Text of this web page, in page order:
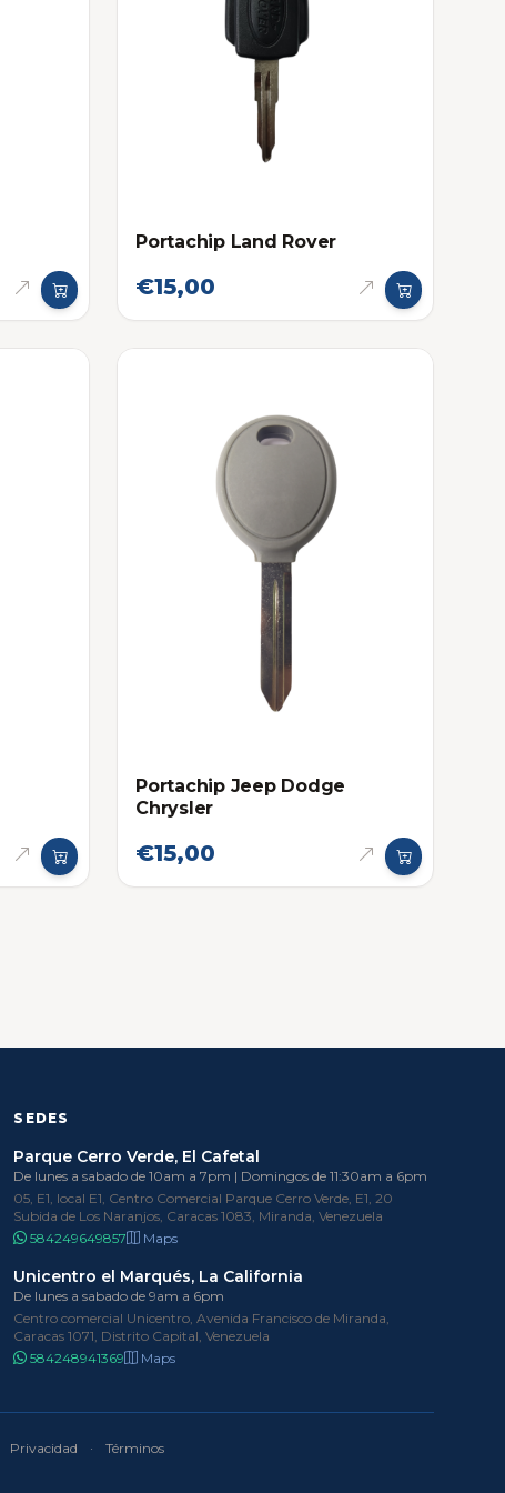
Portachip Land Rover
€15,00
Portachip Jeep Dodge
Chrysler
€15,00
SEDES
Parque Cerro Verde, El Cafetal
De lunes a sabado de 10am a 7pm | Domingos de 11:30am a 6pm
05, E1, local E1, Centro Comercial Parque Cerro Verde, E1, 20
Subida de Los Naranjos, Caracas 1083, Miranda, Venezuela
584249649857
Maps
Unicentro el Marqués, La California
De lunes a sabado de 9am a 6pm
Centro comercial Unicentro, Avenida Francisco de Miranda,
Caracas 1071, Distrito Capital, Venezuela
584248941369
Maps
Privacidad · Términos